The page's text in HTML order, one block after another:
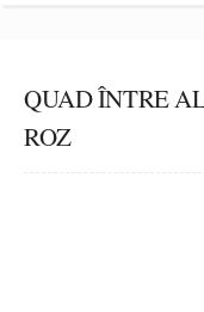
QUAD ÎNTRE
ROZ